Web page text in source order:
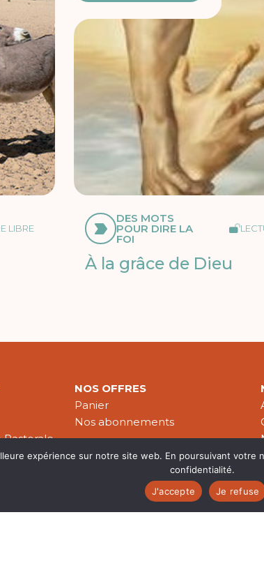
LIBRE
DES MOTS
POUR DIRE LA
FOI
À la grâce de Dieu
Pastorale
NOS OFFRES
Panier
Nos abonnements
expérience sur notre site web. En poursuivant
confidentialité.
J'accepte
Je refuse